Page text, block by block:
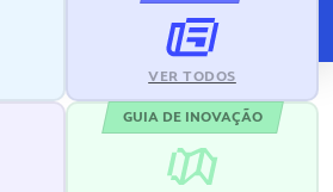
VER TODOS
GUIA DE INOVAÇÃO